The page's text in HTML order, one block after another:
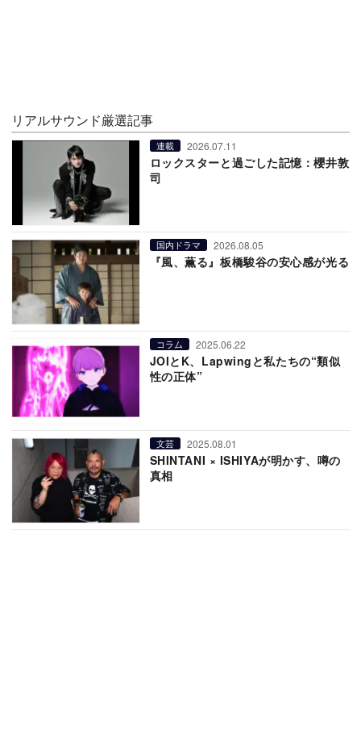
リアルサウンド厳選記事
連載 2026.07.11
ロックスターと過ごした記憶：櫻井敦
司
国内ドラマ 2026.08.05
『風、薫る』板橋駿谷の安心感が光る
コラム 2025.06.22
JOIとK、Lapwingと私たちの“類似
性の正体”
文芸 2025.08.01
SHINTANI × ISHIYAが明かす、噂の
真相